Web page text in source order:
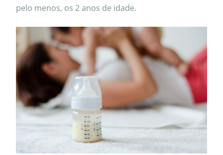
pelo menos, os 2 anos de idade.